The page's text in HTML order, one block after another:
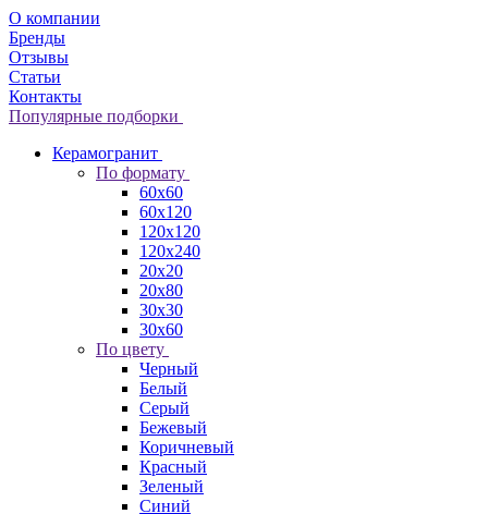
О компании
Бренды
Отзывы
Статьи
Контакты
Популярные подборки
Керамогранит
По формату
60x60
60x120
120x120
120x240
20x20
20x80
30x30
30x60
По цвету
Черный
Белый
Серый
Бежевый
Коричневый
Красный
Зеленый
Синий